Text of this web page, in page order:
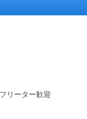
リーター歓迎